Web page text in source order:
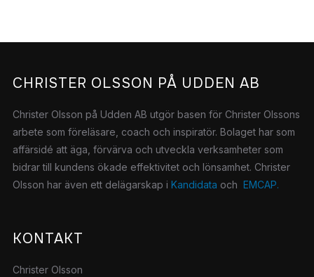
CHRISTER OLSSON PÅ UDDEN AB
Christer Olsson på Udden AB utgör basen för Christer Olssons
arbete som föreläsare, coach och inspiratör. Bolaget har som
affärsidé att äga, förvärva och utveckla verksamheter som
bidrar till kundens ökade effektivitet och lönsamhet. Christer
Olsson har även ett delägarskap i Kandidata och EMCAP.
KONTAKT
Christer Olsson